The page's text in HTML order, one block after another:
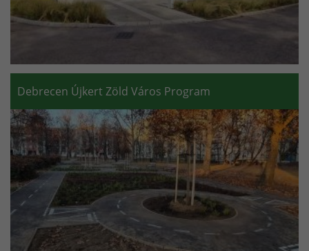
Debrecen Újkert Zöld Város Program